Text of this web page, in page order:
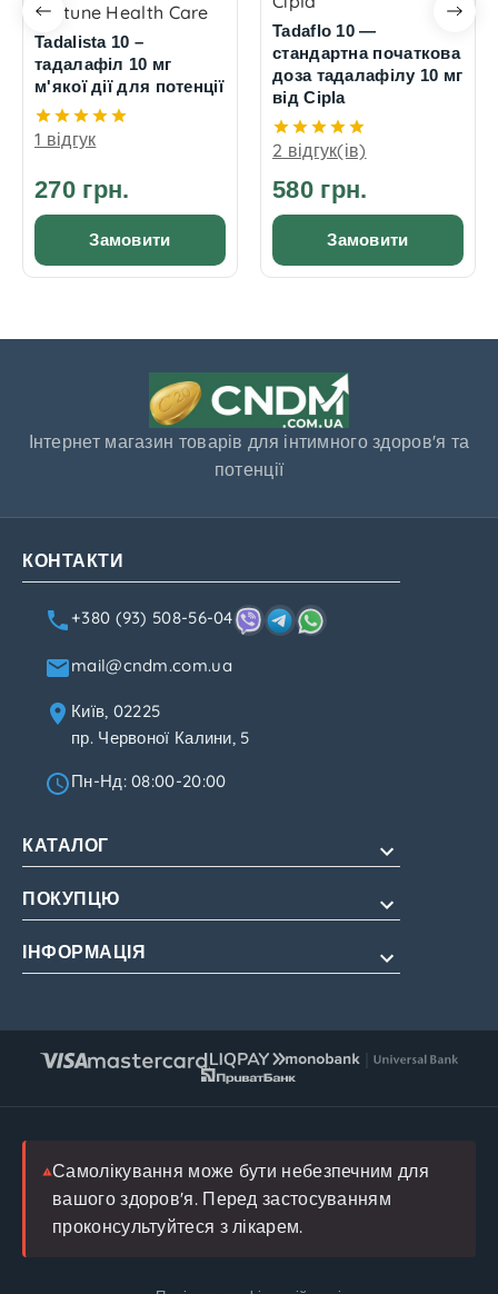
Fortune Health Care
Tadalista 10 –
тадалафіл 10 мг
м'якої дії для потенції
1 відгук
270 грн.
Замовити
Tadaflo 10 —
стандартна початкова
доза тадалафілу 10 мг
від Cipla
2 відгук(ів)
580 грн.
Замовити
Інтернет магазин товарів для інтимного здоров'я та
потенції
КОНТАКТИ
+380 (93) 508-56-04
mail@cndm.com.ua
Київ, 02225
пр. Червоної Калини, 5
Пн-Нд: 08:00-20:00
КАТАЛОГ
Для потенції
Для подовження
ПОКУПЦЮ
Про нас
Умови обслуговування
Повернення
ІНФОРМАЦІЯ
Інструкції
Лікар
Самолікування може бути небезпечним для
вашого здоров'я. Перед застосуванням
проконсультуйтеся з лікарем.